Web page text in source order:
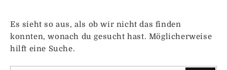
Es sieht so aus, als ob wir nicht das finden
konnten, wonach du gesucht hast. Möglicherweise
hilft eine Suche.